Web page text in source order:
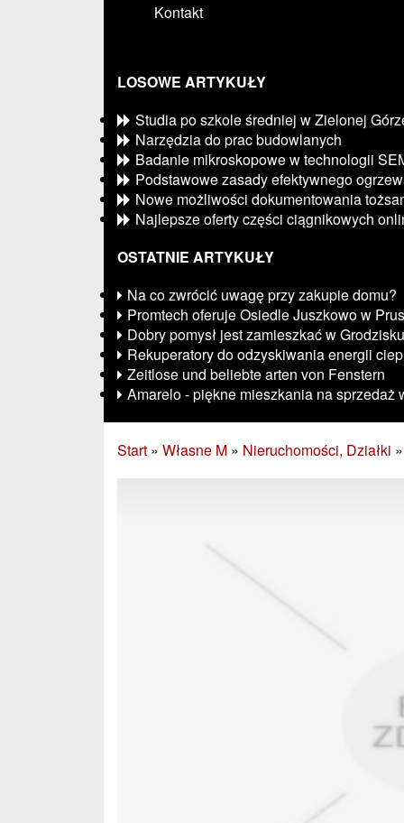
Kontakt
LOSOWE ARTYKUŁY
Studia po szkole średniej w Zielonej
Narzędzia do prac budowlanych
Badanie mikroskopowe w technologii
Podstawowe zasady efektywnego
Nowe możliwości dokumentowania
Najlepsze oferty części ciągnikowych
OSTATNIE ARTYKUŁY
Na co zwrócić uwagę przy zakupie domu?
Promtech oferuje Osiedle Juszkowo w
Dobry pomysł jest zamieszkać w
Rekuperatory do odzyskiwania energii
Zeitlose und beliebte arten von Fenstern
Amarelo - piękne mieszkania na sprzedaż
Start » Własne M » Nieruchomości, Działki